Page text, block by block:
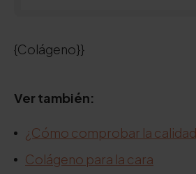
{Colágeno}}
Ver también:
¿Cómo comprobar la
Colágeno para la cara